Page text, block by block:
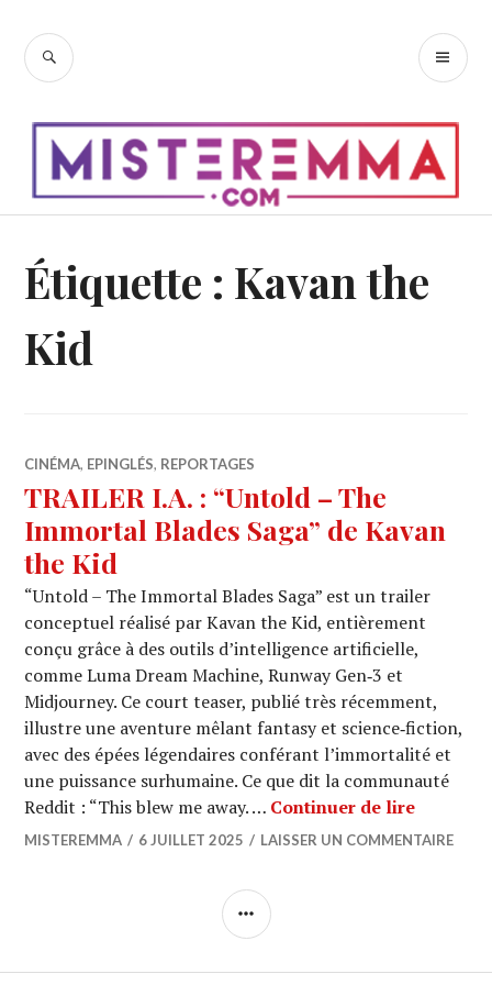
contenu
RECHERCHE
Étiquette : Kavan the
Kid
CINÉMA, EPINGLÉS, REPORTAGES
TRAILER I.A. : “Untold – The
Immortal Blades Saga” de Kavan
the Kid
“Untold – The Immortal Blades Saga” est un trailer
conceptuel réalisé par Kavan the Kid, entièrement
conçu grâce à des outils d’intelligence artificielle,
comme Luma Dream Machine, Runway Gen‑3 et
Midjourney. Ce court teaser, publié très récemment,
illustre une aventure mêlant fantasy et science‑fiction,
avec des épées légendaires conférant l’immortalité et
une puissance surhumaine. Ce que dit la communauté
Reddit : “This blew me away. … Continuer de lire
MISTEREMMA 6 JUILLET 2025 LAISSER UN COMMENTAIRE
COLONNE